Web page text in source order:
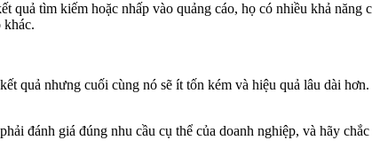
quả tìm kiếm hoặc nhấp vào quảng cáo, họ có nhiều khả
khác.
quả nhưng cuối cùng nó sẽ ít tốn kém và hiệu quả lâu dài
đánh giá đúng nhu cầu cụ thể của doanh nghiệp, và hãy